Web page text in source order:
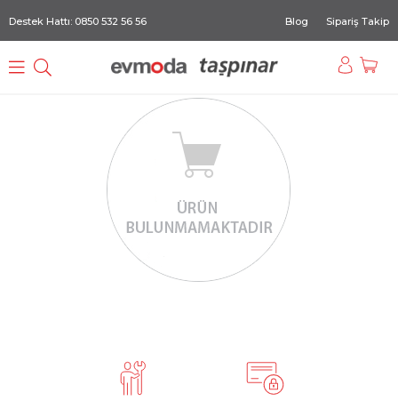
Destek Hattı: 0850 532 56 56 Blog Sipariş Takip